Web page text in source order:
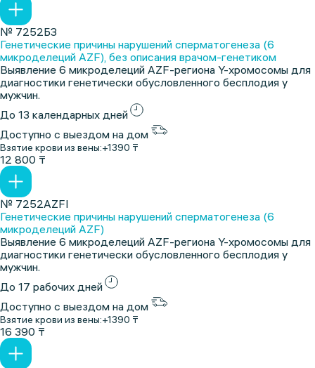
№ 7252БЗ
Генетические причины нарушений сперматогенеза (6
микроделеций AZF), без описания врачом-генетиком
Выявление 6 микроделеций AZF-региона Y-хромосомы для
диагностики генетически обусловленного бесплодия у
мужчин.
До 13 календарных дней
Доступно с выездом на дом
Взятие крови из вены:+1390 ₸
12 800 ₸
№ 7252AZFI
Генетические причины нарушений сперматогенеза (6
микроделеций AZF)
Выявление 6 микроделеций AZF-региона Y-хромосомы для
диагностики генетически обусловленного бесплодия у
мужчин.
До 17 рабочих дней
Доступно с выездом на дом
Взятие крови из вены:+1390 ₸
16 390 ₸